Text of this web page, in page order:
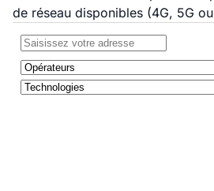
de réseau disponibles (4G, 5G